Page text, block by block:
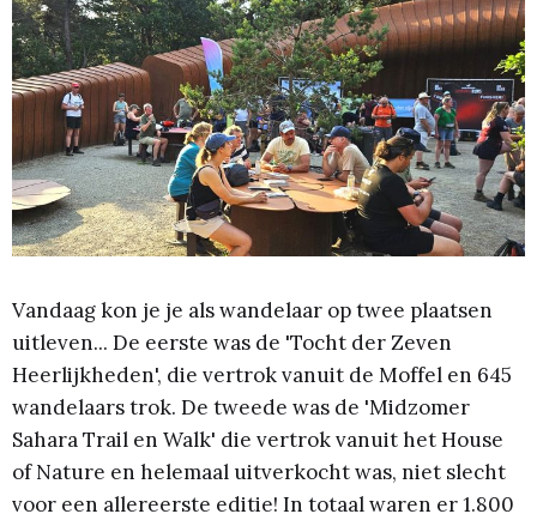
Vandaag kon je je als wandelaar op twee plaatsen
uitleven... De eerste was de 'Tocht der Zeven
Heerlijkheden', die vertrok vanuit de Moffel en 645
wandelaars trok. De tweede was de 'Midzomer
Sahara Trail en Walk' die vertrok vanuit het House
of Nature en helemaal uitverkocht was, niet slecht
voor een allereerste editie! In totaal waren er 1.800